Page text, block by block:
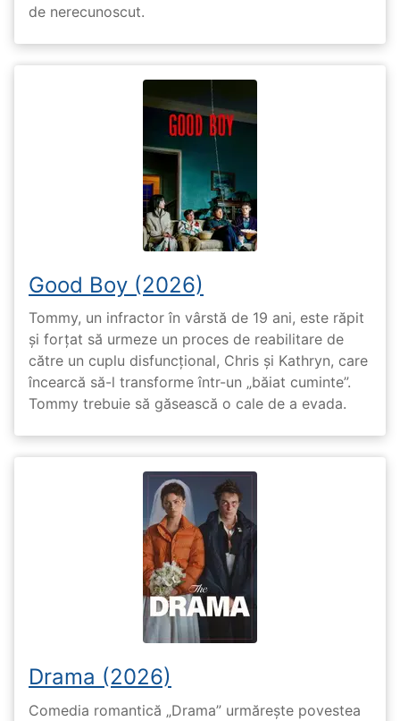
de nerecunoscut.
Good Boy (2026)
Tommy, un infractor în vârstă de 19 ani, este răpit
și forțat să urmeze un proces de reabilitare de
către un cuplu disfuncțional, Chris și Kathryn, care
încearcă să-l transforme într-un „băiat cuminte”.
Tommy trebuie să găsească o cale de a evada.
Drama (2026)
Comedia romantică „Drama” urmărește povestea